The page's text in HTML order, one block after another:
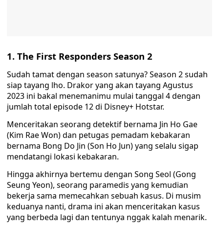
1. The First Responders Season 2
Sudah tamat dengan season satunya? Season 2 sudah
siap tayang lho. Drakor yang akan tayang Agustus
2023 ini bakal menemanimu mulai tanggal 4 dengan
jumlah total episode 12 di Disney+ Hotstar.
Menceritakan seorang detektif bernama Jin Ho Gae
(Kim Rae Won) dan petugas pemadam kebakaran
bernama Bong Do Jin (Son Ho Jun) yang selalu sigap
mendatangi lokasi kebakaran.
Hingga akhirnya bertemu dengan Song Seol (Gong
Seung Yeon), seorang paramedis yang kemudian
bekerja sama memecahkan sebuah kasus. Di musim
keduanya nanti, drama ini akan menceritakan kasus
yang berbeda lagi dan tentunya nggak kalah menarik.